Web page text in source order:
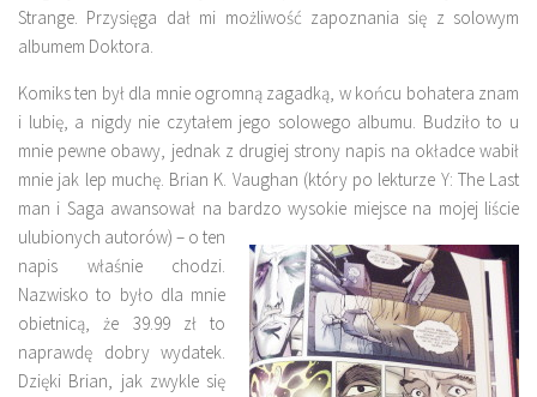
Strange. Przysięga dał mi możliwość zapoznania się z solowym
albumem Doktora.
Komiks ten był dla mnie ogromną zagadką, w końcu bohatera znam
i lubię, a nigdy nie czytałem jego solowego albumu. Budziło to u
mnie pewne obawy, jednak z drugiej strony napis na okładce wabił
mnie jak lep muchę. Brian K. Vaughan (który po lekturze Y: The Last
man i Saga awansował na bardzo wysokie miejsce na mojejliście
ulubionych autorów) – o ten
napis właśnie chodzi.
Nazwisko to było dla mnie
obietnicą, że 39.99 zł to
naprawdę dobry wydatek.
Dzięki Brian, jak zwykle się